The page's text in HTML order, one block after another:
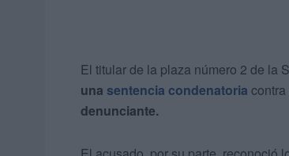
El titular de la plaza número 2 de la
una sentencia condenatoria
denunciante.